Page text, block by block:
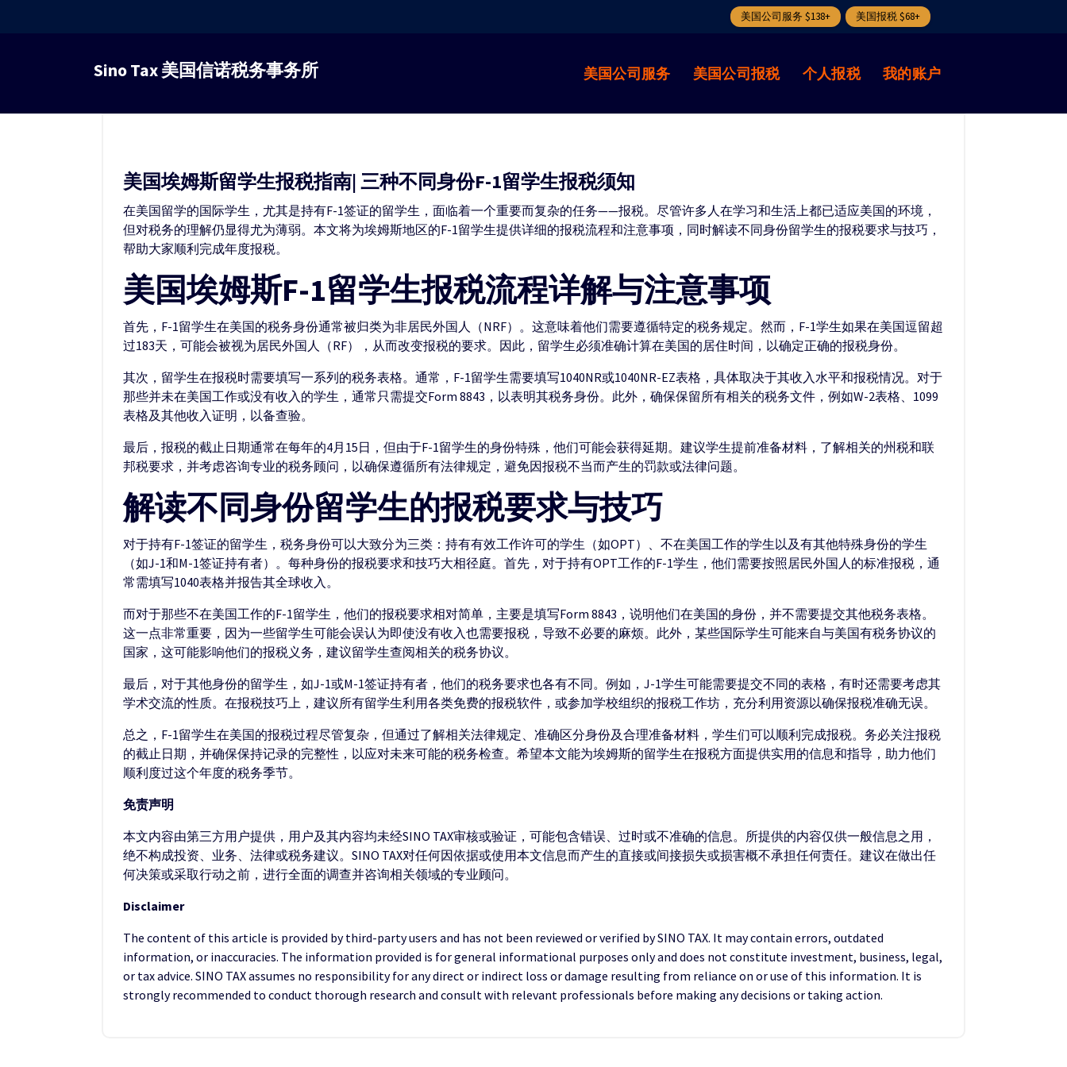
美国公司服务 $138+ 美国报税 $68+
容
Sino Tax 美国信诺税务事务所 美国公司服务 美国公司报税 个人报税 我的账户
美国埃姆斯留学生报税指南| 三种不同身份F-1留学生报税须知
在美国留学的国际学生，尤其是持有F-1签证的留学生，面临着一个重要而复杂的任务——报税。尽管许多人在学习和生活上都已适应美国的环境，
但对税务的理解仍显得尤为薄弱。本文将为埃姆斯地区的F-1留学生提供详细的报税流程和注意事项，同时解读不同身份留学生的报税要求与技巧，
帮助大家顺利完成年度报税。
美国埃姆斯F-1留学生报税流程详解与注意事项
首先，F-1留学生在美国的税务身份通常被归类为非居民外国人（NRF）。这意味着他们需要遵循特定的税务规定。然而，F-1学生如果在美国逗留超
过183天，可能会被视为居民外国人（RF），从而改变报税的要求。因此，留学生必须准确计算在美国的居住时间，以确定正确的报税身份。
其次，留学生在报税时需要填写一系列的税务表格。通常，F-1留学生需要填写1040NR或1040NR-EZ表格，具体取决于其收入水平和报税情况。对于
那些并未在美国工作或没有收入的学生，通常只需提交Form 8843，以表明其税务身份。此外，确保保留所有相关的税务文件，例如W-2表格、1099
表格及其他收入证明，以备查验。
最后，报税的截止日期通常在每年的4月15日，但由于F-1留学生的身份特殊，他们可能会获得延期。建议学生提前准备材料，了解相关的州税和联
邦税要求，并考虑咨询专业的税务顾问，以确保遵循所有法律规定，避免因报税不当而产生的罚款或法律问题。
解读不同身份留学生的报税要求与技巧
对于持有F-1签证的留学生，税务身份可以大致分为三类：持有有效工作许可的学生（如OPT）、不在美国工作的学生以及有其他特殊身份的学生
（如J-1和M-1签证持有者）。每种身份的报税要求和技巧大相径庭。首先，对于持有OPT工作的F-1学生，他们需要按照居民外国人的标准报税，通
常需填写1040表格并报告其全球收入。
而对于那些不在美国工作的F-1留学生，他们的报税要求相对简单，主要是填写Form 8843，说明他们在美国的身份，并不需要提交其他税务表格。
这一点非常重要，因为一些留学生可能会误认为即使没有收入也需要报税，导致不必要的麻烦。此外，某些国际学生可能来自与美国有税务协议的
国家，这可能影响他们的报税义务，建议留学生查阅相关的税务协议。
最后，对于其他身份的留学生，如J-1或M-1签证持有者，他们的税务要求也各有不同。例如，J-1学生可能需要提交不同的表格，有时还需要考虑其
学术交流的性质。在报税技巧上，建议所有留学生利用各类免费的报税软件，或参加学校组织的报税工作坊，充分利用资源以确保报税准确无误。
总之，F-1留学生在美国的报税过程尽管复杂，但通过了解相关法律规定、准确区分身份及合理准备材料，学生们可以顺利完成报税。务必关注报税
的截止日期，并确保保持记录的完整性，以应对未来可能的税务检查。希望本文能为埃姆斯的留学生在报税方面提供实用的信息和指导，助力他们
顺利度过这个年度的税务季节。
免责声明
本文内容由第三方用户提供，用户及其内容均未经SINO TAX审核或验证，可能包含错误、过时或不准确的信息。所提供的内容仅供一般信息之用，
绝不构成投资、业务、法律或税务建议。SINO TAX对任何因依据或使用本文信息而产生的直接或间接损失或损害概不承担任何责任。建议在做出任
何决策或采取行动之前，进行全面的调查并咨询相关领域的专业顾问。
Disclaimer
The content of this article is provided by third-party users and has not been reviewed or verified by SINO TAX. It may contain errors, outdated
information, or inaccuracies. The information provided is for general informational purposes only and does not constitute investment, business, legal,
or tax advice. SINO TAX assumes no responsibility for any direct or indirect loss or damage resulting from reliance on or use of this information. It is
strongly recommended to conduct thorough research and consult with relevant professionals before making any decisions or taking action.